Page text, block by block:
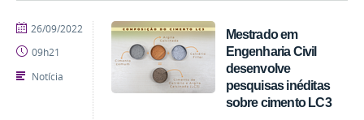
Mestrado em
Engenharia Civil
desenvolve
pesquisas inéditas
sobre cimento LC3
publicado
26/09/2022
09h21
Notícia